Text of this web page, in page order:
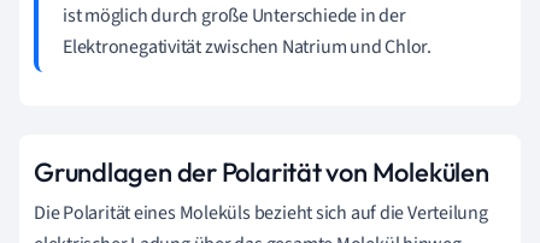
ist möglich durch große Unterschiede in der
Elektronegativität zwischen Natrium und Chlor.
Grundlagen der Polarität von Molekülen
Die Polarität eines Moleküls bezieht sich auf die Verteilung